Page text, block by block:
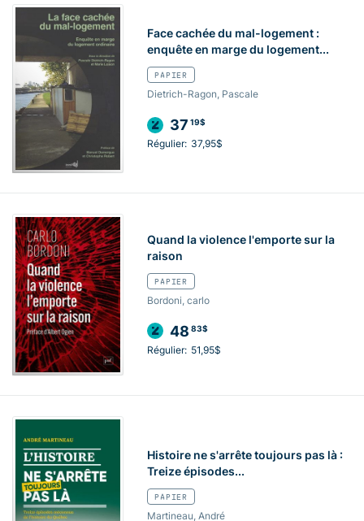
Face cachée du mal-logement :
enquête en marge du logement...
PAPIER
Dietrich-Ragon, Pascale
37 19$
Régulier: 37,95$
Quand la violence l'emporte sur la
raison
PAPIER
Bordoni, carlo
48 83$
Régulier: 51,95$
Histoire ne s'arrête toujours pas là :
Treize épisodes...
PAPIER
Martineau, André